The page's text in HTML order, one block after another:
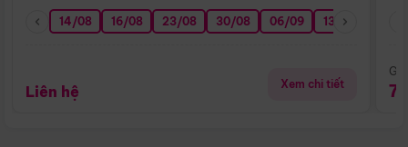
14/08 16/08 23/08 30/08 06/09 13/09
Liên hệ Xem chi tiết